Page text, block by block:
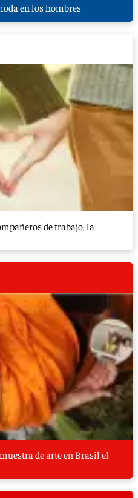
en los hombres
de trabajo, la
de arte en Brasil el